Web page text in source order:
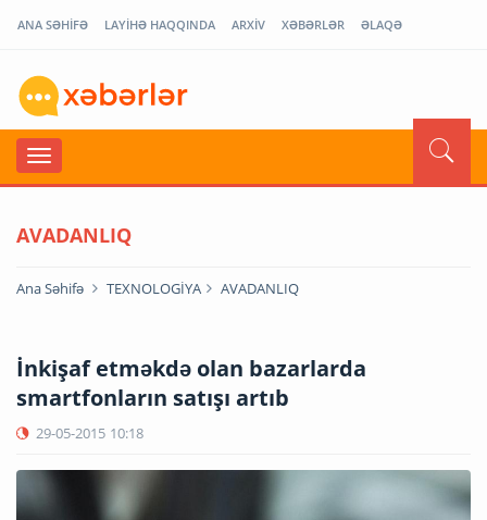
ANA SƏHİFƏ LAYİHƏ HAQQINDA ARXİV XƏBƏRLƏR ƏLAQƏ
AVADANLIQ
Ana Səhifə TEXNOLOGİYA AVADANLIQ
İnkişaf etməkdə olan bazarlarda
smartfonların satışı artıb
29-05-2015 10:18